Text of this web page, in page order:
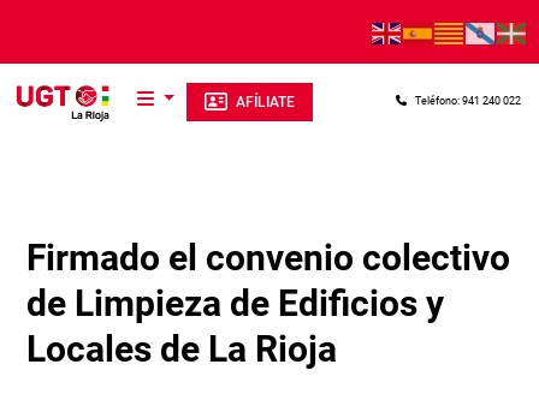
AFÍLIATE Teléfono: 941 240 022
Firmado el convenio colectivo
de Limpieza de Edificios y
Locales de La Rioja